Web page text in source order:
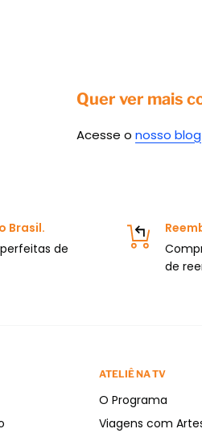
Quer ver mais
Acesse o nosso blog
Brasil.
de
de
ATELIÊ NA TV
O Programa
Viagens com